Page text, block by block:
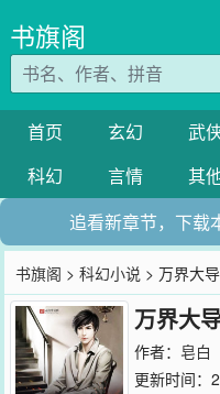
书旗阁
首页 玄幻 武
科幻
言情 其
追看新章节，下载
书旗阁 >科幻小说 > 万界大
万界大
作者： 皂白
更新时间：